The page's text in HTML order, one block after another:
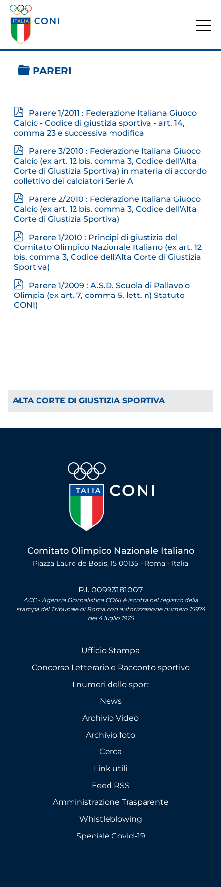
CARTELLA
PARERI
p
d
f
Parere 1/2011 : Federazione Italiana Giuoco
Calcio - Codice di giustizia sportiva - art. 14,
comma 23 e successiva modifica
p
d
f
Parere 3/2010 : Federazione Italiana Giuoco
Calcio (ex art. 12 bis, comma 3, Codice dell'Alta
Corte di Giustizia Sportiva) in materia di accordo
collettivo dei calciatori Serie A
p
d
f
Parere 2/2010 : Federazione Italiana Giuoco
Calcio (ex art. 12 bis, comma 3, Codice dell'Alta
Corte di Giustizia Sportiva)
p
d
Parere 1/2010 : Principi di giustizia del
Comitato Olimpico Nazionale Italiano (ex art. 12
bis, comma 3, Codice dell'Alta Corte di Giustizia
Sportiva)
p
d
f
Parere 1/2009 : A.S.D. Scuola di Pallavolo
Olimpia (ex art. 7, comma 5, lett. n) Statuto
CONI)
ALTA CORTE DI GIUSTIZIA SPORTIVA
Comitato Olimpico Nazionale Italiano
Piazza Lauro de Bosis, 15 00135 - Roma - Italia
P.I. 00993181007
AGC - Agenzia Giornalistica CONI è iscritta nel registro della
stampa del Tribunale di Roma con autorizzazione numero 15974
del 4 luglio 1975
Ufficio Stampa
Concorso Letterario e Racconto sportivo
I numeri dello sport
News
Archivio Video
Archivio foto
Cerca
Link utili
Feed RSS
Amministrazione Trasparente
Whistleblowing
Speciale Covid-19